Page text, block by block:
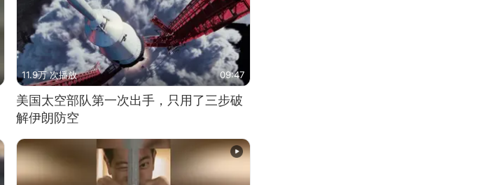
11.9万 次播放 09:47
美国太空部队第一次出手，只用了三步破
解伊朗防空